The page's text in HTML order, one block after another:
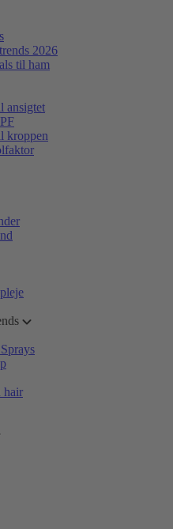
2026
til ham
ansigtet
kroppen
hair